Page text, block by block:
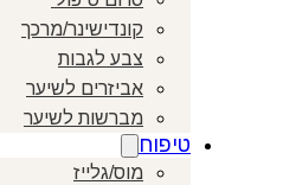
קונדישינר/מרכך
צבע לגבות
אביזרים לשיער
מברשות לשיער
טיפוח
מוס/גלייז